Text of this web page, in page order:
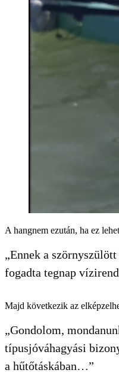
A hangnem ezután, ha ez
„Ennek a
fogadta tegnap
Majd következik az
„Gondolom,
típusjóváhagyási
a hűtőtáskában…”